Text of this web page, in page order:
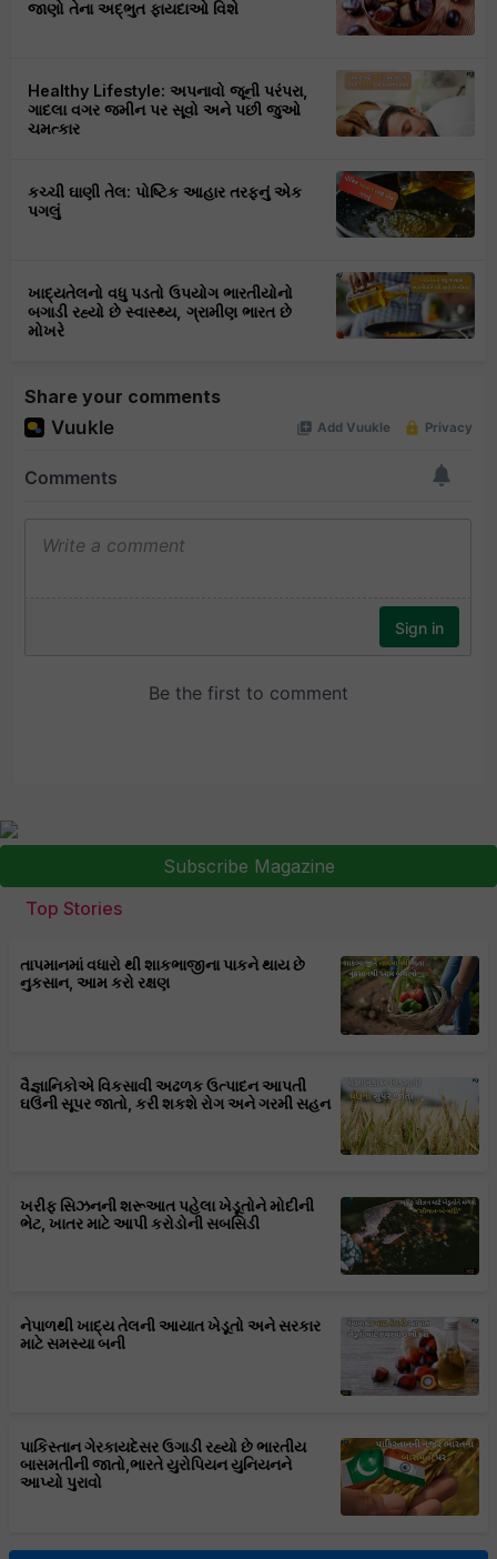
જાણો તેના અદ્ભુત ફાયદાઓ વિશે
Healthy Lifestyle: અપનાવો જૂની પરંપરા,
ગાદલા વગર જમીન પર સૂવો અને પછી જુઓ
ચમત્કાર
કચ્ચી ઘાણી તેલ: પોષ્ટિક આહાર તરફનું એક
પગલું
ખાદ્યતેલનો વધુ પડતો ઉપયોગ ભારતીયોનો
બગાડી રહ્યો છે સ્વાસ્થ્ય, ગ્રામીણ ભારત છે
મોખરે
Share your comments
Subscribe Magazine
Top Stories
તાપમાનમાં વધારો થી શાકભાજીના પાકને થાય છે
નુકસાન, આમ કરો રક્ષણ
વૈજ્ઞાનિકોએ વિકસાવી અઢળક ઉત્પાદન આપતી
ઘઉંની સૂપર જાતો, કરી શકશે રોગ અને ગરમી સહન
ખરીફ સિઝનની શરૂઆત પહેલા ખેડૂતોને મોદીની
ભેટ, ખાતર માટે આપી કરોડોની સબસિડી
નેપાળથી ખાદ્ય તેલની આયાત ખેડૂતો અને સરકાર
માટે સમસ્યા બની
પાકિસ્તાન ગેરકાયદેસર ઉગાડી રહ્યો છે ભારતીય
બાસમતીની જાતો,ભારતે યુરોપિયન યુનિયનને
આપ્યો પુરાવો